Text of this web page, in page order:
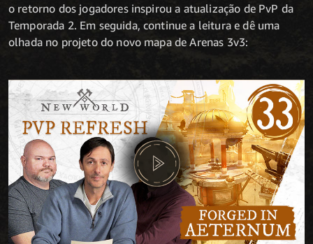
o retorno dos jogadores inspirou a atualização de PvP da
Temporada 2. Em seguida, continue a leitura e dê uma
olhada no projeto do novo mapa de Arenas 3v3: